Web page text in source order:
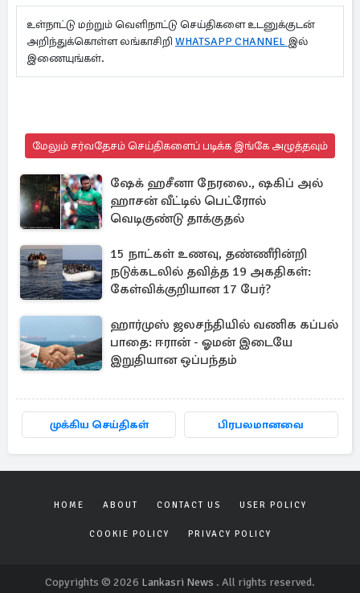
உள்நாட்டு மற்றும் வெளிநாட்டு செய்திகளை உடனுக்குடன்
அறிந்துக்கொள்ள லங்காசிறி WHATSAPP CHANNEL இல்
இணையுங்கள்.
மேலும் சர்வதேசம் செய்திகளைப் படிக்க இங்கே அழுத்தவும்
ஷேக் ஹசீனா நேரலை., ஷகிப் அல்
ஹாசன் வீட்டில் பெட்ரோல்
வெடிகுண்டு தாக்குதல்
15 நாட்கள் உணவு, தண்ணீரின்றி
நடுக்கடலில் தவித்த 19 அகதிகள்:
கேள்விக்குறியான 17 பேர்?
ஹார்முஸ் ஜலசந்தியில் வணிக கப்பல்
பாதை: ஈரான் - ஓமன் இடையே
இறுதியான ஒப்பந்தம்
முக்கிய செய்திகள் பிரபலமானவை
HOME ABOUT CONTACT US USER POLICY
COOKIE POLICY PRIVACY POLICY
Copyrights © 2026 Lankasri News . All rights reserved.